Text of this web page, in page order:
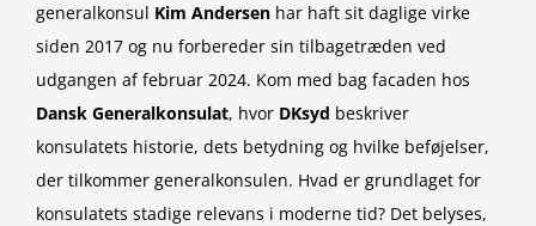
generalkonsul Kim Andersen har haft sit daglige virke
siden 2017 og nu forbereder sin tilbagetræden ved
udgangen af februar 2024. Kom med bag facaden hos
Dansk Generalkonsulat, hvor DKsyd beskriver
konsulatets historie, dets betydning og hvilke beføjelser,
der tilkommer generalkonsulen. Hvad er grundlaget for
konsulatets stadige relevans i moderne tid? Det belyses,